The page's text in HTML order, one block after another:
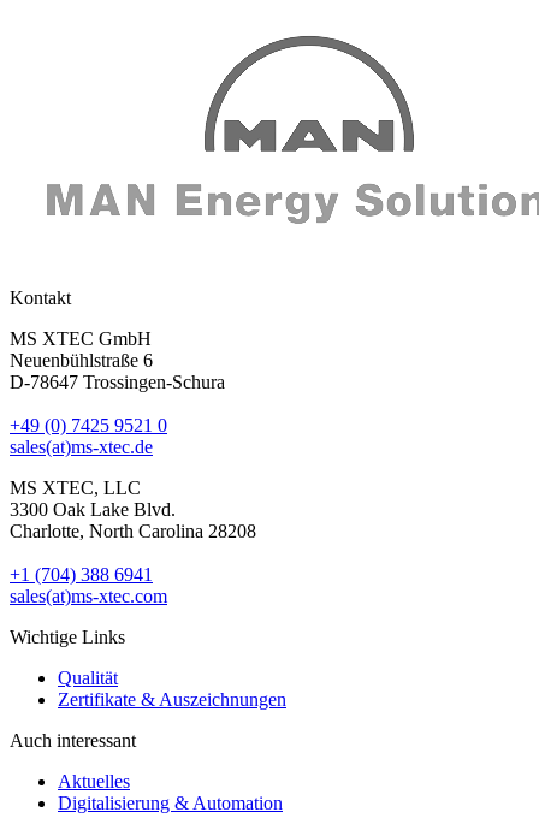
Kontakt
MS XTEC GmbH
Neuenbühlstraße 6
D-78647 Trossingen-Schura
+49 (0) 7425 9521 0
sales(at)ms-xtec.de
MS XTEC, LLC
3300 Oak Lake Blvd.
Charlotte, North Carolina 28208
+1 (704) 388 6941
sales(at)ms-xtec.com
Wichtige Links
Qualität
Zertifikate & Auszeichnungen
Auch interessant
Aktuelles
Digitalisierung & Automation